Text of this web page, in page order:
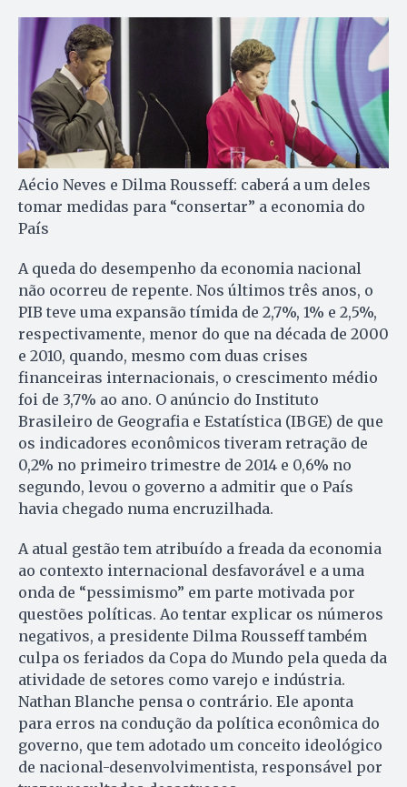
Aécio Neves e Dilma Rousseff: caberá a um deles
tomar medidas para “consertar” a economia do
País
A queda do desempenho da economia nacional
não ocorreu de repente. Nos últimos três anos, o
PIB teve uma expansão tímida de 2,7%, 1% e 2,5%,
respectivamente, menor do que na década de 2000
e 2010, quando, mesmo com duas crises
financeiras internacionais, o crescimento médio
foi de 3,7% ao ano. O anúncio do Instituto
Brasileiro de Geografia e Estatística (IBGE) de que
os indicadores econômicos tiveram retração de
0,2% no primeiro trimestre de 2014 e 0,6% no
segundo, levou o governo a admitir que o País
havia chegado numa encruzilhada.
A atual gestão tem atribuído a freada da economia
ao contexto internacional desfavorável e a uma
onda de “pessimismo” em parte motivada por
questões políticas. Ao tentar explicar os números
negativos, a presidente Dilma Rousseff também
culpa os feriados da Copa do Mundo pela queda da
atividade de setores como varejo e indústria.
Nathan Blanche pensa o contrário. Ele aponta
para erros na condução da política econômica do
governo, que tem adotado um conceito ideológico
de nacional-desenvolvimentista, responsável por